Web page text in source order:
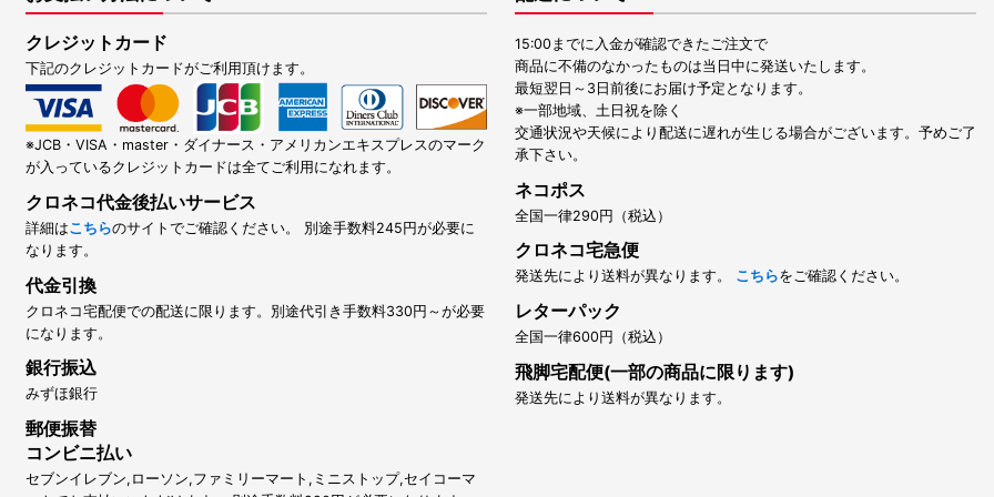
クレジットカード
下記のクレジットカードがご利用頂けます。
※JCB・VISA・master・ダイナース・アメリカンエキスプレスのマーク
が入っているクレジットカードは全てご利用になれます。
クロネコ代金後払いサービス
詳細はこちらのサイトでご確認ください。 別途手数料245円が必要に
なります。
代金引換
クロネコ宅配便での配送に限ります。別途代引き手数料330円～が必要
になります。
銀行振込
みずほ銀行
郵便振替
コンビニ払い
セブンイレブン,ローソン,ファミリーマート,ミニストップ,セイコーマ
15:00までに入金が確認できたご注文で
商品に不備のなかったものは当日中に発送いたします。
最短翌日～3日前後にお届け予定となります。
※一部地域、土日祝を除く
交通状況や天候により配送に遅れが生じる場合がございます。予めご了
承下さい。
ネコポス
全国一律290円（税込）
クロネコ宅急便
発送先により送料が異なります。 こちらをご確認ください。
レターパック
全国一律600円（税込）
飛脚宅配便(一部の商品に限ります)
発送先により送料が異なります。